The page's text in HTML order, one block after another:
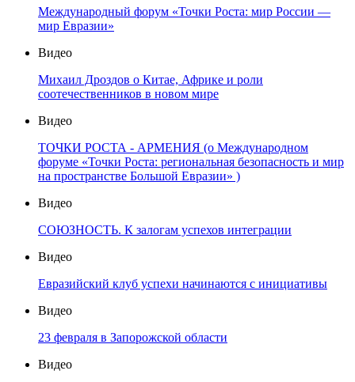
Международный форум «Точки Роста: мир России —
мир Евразии»
Видео
Михаил Дроздов о Китае, Африке и роли
соотечественников в новом мире
Видео
ТОЧКИ РОСТА - АРМЕНИЯ (о Международном
форуме «Точки Роста: региональная безопасность и мир
на пространстве Большой Евразии» )
Видео
СОЮЗНОСТЬ. К залогам успехов интеграции
Видео
Евразийский клуб успехи начинаются с инициативы
Видео
23 февраля в Запорожской области
Видео